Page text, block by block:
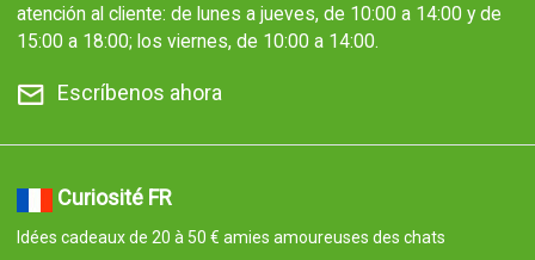
atención al cliente: de lunes a jueves, de 10:00 a 14:00 y de
15:00 a 18:00; los viernes, de 10:00 a 14:00.
Escríbenos ahora
Curiosité FR
Idées cadeaux de 20 à 50 € amies amoureuses des chats